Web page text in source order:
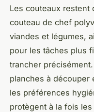
Les couteaux restent
couteau de chef
viandes et légumes,
pour les tâches plus
trancher
planches à découper
les préférences
protègent à la fois